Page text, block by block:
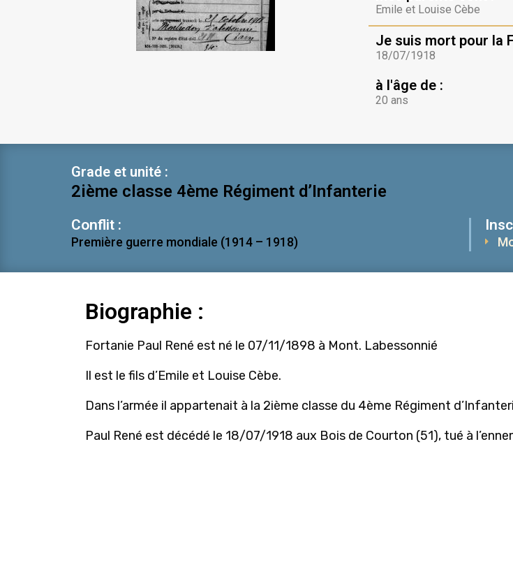
Emile et Louise Cèbe
Je suis mort pour la
18/07/1918
à l'âge de :
20 ans
Grade et unité :
2ième classe 4ème Régiment d’Infanterie
Conflit :
Première guerre mondiale (1914 – 1918)
Biographie :
Fortanie Paul René est né le 07/11/1898 à Mont. Labessonnié
Il est le fils d’Emile et Louise Cèbe.
Dans l’armée il appartenait à la 2ième classe du 4ème Régiment
Paul René est décédé le 18/07/1918 aux Bois de Courton (51), tué à